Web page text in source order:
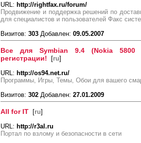
URL: http://rightfax.ru/forum/
Продвижение и поддержка решений по
для специалистов и пользователей Факс
Визитов: 303 Добавлен: 09.05.2007
Все для Symbian 9.4 (Nokia
регистрации! [ru]
URL: http://os94.net.ru/
Программы, Игры, Темы, Обои для вашего
Визитов: 302 Добавлен: 27.01.2009
All for IT [ru]
URL: http://r3al.ru
Портал по взлому и безопасности в сети